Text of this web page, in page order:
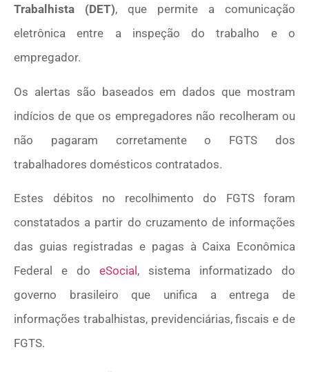
Trabalhista (DET), que permite a comunicação
eletrônica entre a inspeção do trabalho e o
empregador.
Os alertas são baseados em dados que mostram
indícios de que os empregadores não recolheram ou
não pagaram corretamente o FGTS dos
trabalhadores domésticos contratados.
Estes débitos no recolhimento do FGTS foram
constatados a partir do cruzamento de informações
das guias registradas e pagas à Caixa Econômica
Federal e do eSocial, sistema informatizado do
governo brasileiro que unifica a entrega de
informações trabalhistas, previdenciárias, fiscais e de
FGTS.